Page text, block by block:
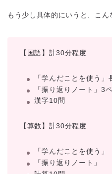
もう少し具体的にいうと、こん
【国語】計30分程度
「学んだことを使う
「振り返りノート」3
漢字10問
【算数】計30分程度
「学んだことを使う」
「振り返りノート」